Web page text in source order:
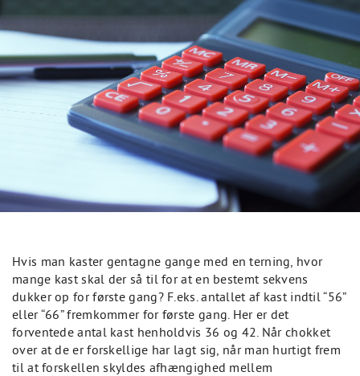
Hvis man kaster gentagne gange med en terning, hvor
mange kast skal der så til for at en bestemt sekvens
dukker op for første gang? F.eks. antallet af kast indtil “56”
eller “66” fremkommer for første gang. Her er det
forventede antal kast henholdvis 36 og 42. Når chokket
over at de er forskellige har lagt sig, når man hurtigt frem
til at forskellen skyldes afhængighed mellem